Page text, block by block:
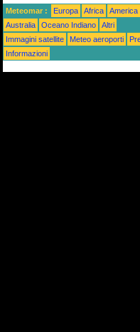
Meteomar : Europa Africa America
Australia
Oceano Indiano
Altri
Immagini satellite
Meteo aeroporti
Informazioni